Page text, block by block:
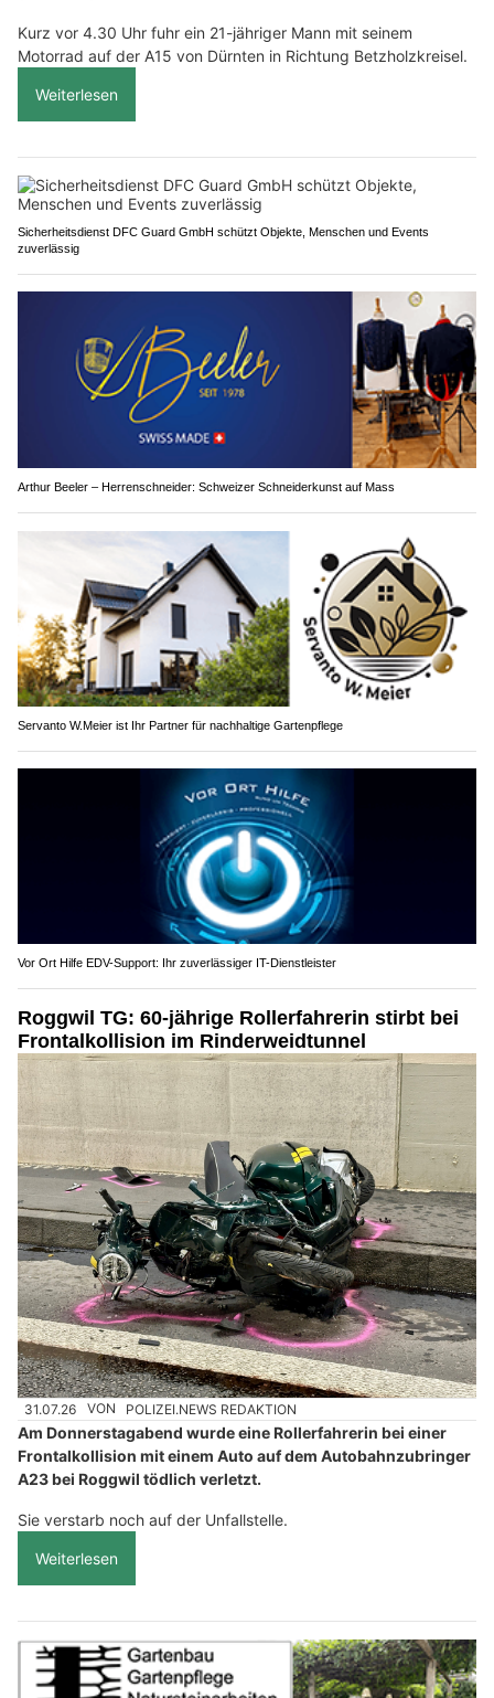
Kurz vor 4.30 Uhr fuhr ein 21-jähriger Mann mit seinem
Motorrad auf der A15 von Dürnten in Richtung Betzholzkreisel.
Weiterlesen
Sicherheitsdienst DFC Guard GmbH schützt Objekte, Menschen und Events
zuverlässig
Arthur Beeler – Herrenschneider: Schweizer Schneiderkunst auf Mass
Servanto W.Meier ist Ihr Partner für nachhaltige Gartenpflege
Vor Ort Hilfe EDV-Support: Ihr zuverlässiger IT-Dienstleister
Roggwil TG: 60-jährige Rollerfahrerin stirbt bei
Frontalkollision im Rinderweidtunnel
31.07.26 VON POLIZEI.NEWS REDAKTION
Am Donnerstagabend wurde eine Rollerfahrerin bei einer
Frontalkollision mit einem Auto auf dem Autobahnzubringer
A23 bei Roggwil tödlich verletzt.
Sie verstarb noch auf der Unfallstelle.
Weiterlesen